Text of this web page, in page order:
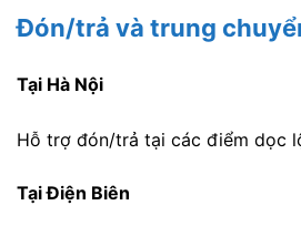
Đón/trả và trung
Tại Hà Nội
Hỗ trợ đón/trả tại các điểm dọc
Tại Điện Biên